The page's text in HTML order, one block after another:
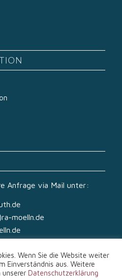
Anfrage via Mail unter:
moelln.de
Wenn Sie die Website weiter
Einverständnis aus. Weitere
Datenschutzerklärung